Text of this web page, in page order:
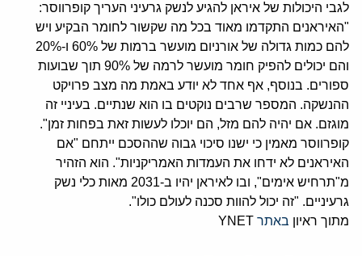
לגבי היכולות של איראן להגיע לנשק גרעיני העריך קופרווסר:
"האיראנים התקדמו מאוד בכל מה שקשור לחומר הבקיע ויש
להם כמות גדולה של אורניום מועשר ברמות של 60% ו-20%
והם יכולים להפיק חומר מועשר לרמה של 90% תוך שבועות
ספורים. בנוסף, אף אחד לא יודע באמת מה מצב פרויקט
ההנשקה. המספר שרבים נוקטים בו הוא שנתיים. בעיניי זה
מוגזם. אם יהיה להם מזל, הם יוכלו לעשות זאת בפחות זמן".
קופרווסר מאמין כי ישנו סיכוי גבוה שההסכם ייתחם "אם
האיראנים לא ידחו את העמדות האמריקניות". הוא הזהיר
מ"תרחיש אימים", ובו לאיראן יהיו ב-2031 מאות כלי נשק
גרעיניים. "זה יכול להוות סכנה לעולם כולו".
מתוך ראיון באתר YNET